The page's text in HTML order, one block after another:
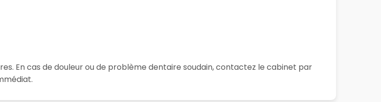
En cas de douleur ou de problème dentaire soudain, contactez le cabinet par